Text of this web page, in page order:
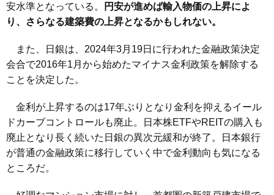
安水準となっている。
円安が進めば輸入物価の上昇によ
り、さらなる建築費の上昇となるかもしれない。
また、日銀は、2024年3月19日に行われた金融政策決定
会合で2016年1月から始めたマイナス金利政策を解除する
ことを決定した。
金利が上昇するのは17年ぶりとなり金利を抑えるイール
ドカーブコントロールも廃止。日本株ETFやREITの購入も
廃止となり長く続いた日銀の異次元緩和が終了。日本銀行
が普通の金融政策に移行していく中で金利動向も気になる
ところだ。